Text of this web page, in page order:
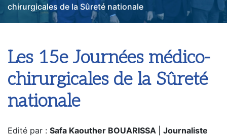
chirurgicales de la Sûreté nationale
Les 15e Journées médico-
chirurgicales de la Sûreté
nationale
Edité par : Safa Kaouther BOUARISSA
Journaliste